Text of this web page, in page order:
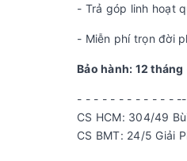
- Trả góp linh hoạt
- Miễn phí trọn đời
Bảo hành: 12 tháng
- - - - - - - - - - - -
CS HCM: 304/49
CS BMT: 24/5 Giải